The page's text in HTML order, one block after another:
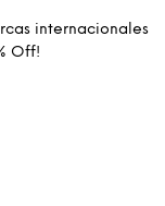
internacionales
Off!